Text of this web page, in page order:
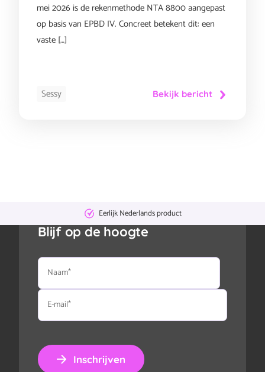
mei 2026 is de rekenmethode NTA 8800 aangepast
op basis van EPBD IV. Concreet betekent dit: een
vaste […]
Sessy Bekijk bericht
Eerlijk Nederlands product
Blijf op de hoogte
Naam
E-
mail
Inschrijven